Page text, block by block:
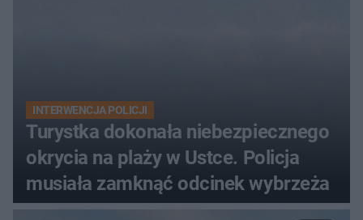
INTERWENCJA POLICJI
Turystka dokonała niebezpiecznego
okrycia na plaży w Ustce. Policja
musiała zamknąć odcinek wybrzeża